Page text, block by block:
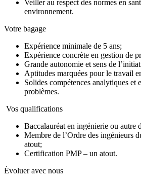
Veiller au respect des normes en
environnement.
Votre bagage
Expérience minimale de 5 ans;
Expérience concrète en gestion de
Grande autonomie et sens de
Aptitudes marquées pour le travail
Solides compétences analytiques et
problèmes.
Vos qualifications
Baccalauréat en ingénierie ou autre
Membre de l’Ordre des ingénieurs
atout;
Certification PMP – un atout.
Évoluer avec nous